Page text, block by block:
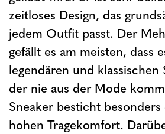
zeitloses Design, das
jedem Outfit passt. Der
gefällt es am meisten, dass
legendären und klassischen
der nie aus der Mode
Sneaker besticht
hohen Tragekomfort.